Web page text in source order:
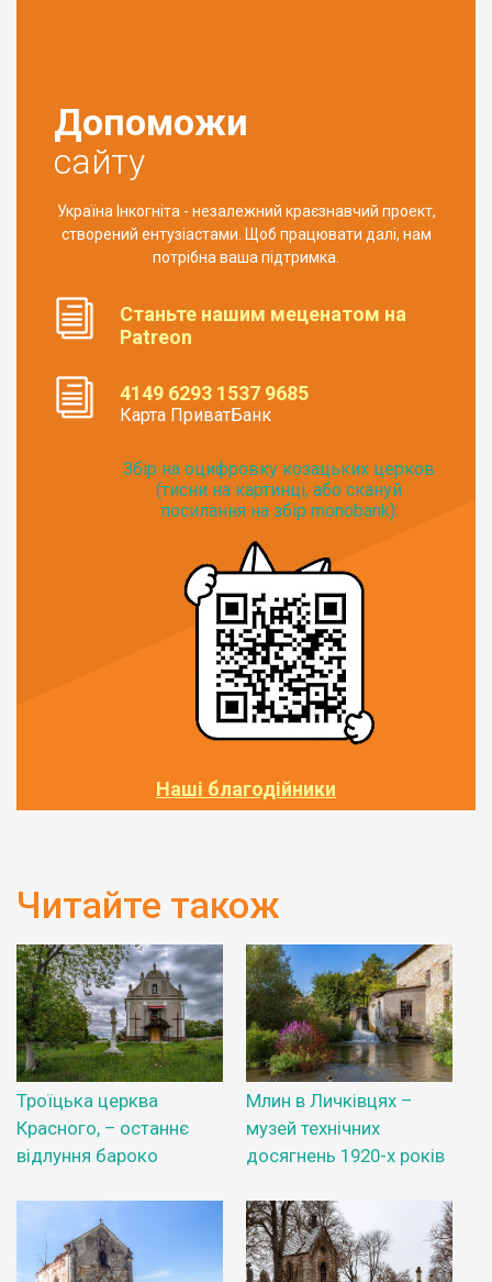
Допоможи
сайту
Україна Інкогніта - незалежний краєзнавчий проект,
створений ентузіастами. Щоб працювати далі, нам
потрібна ваша підтримка.
Станьте нашим меценатом на
Patreon
4149 6293 1537 9685
Карта ПриватБанк
Збір на оцифровку козацьких церков
(тисни на картинці, або скануй
посилання на збір monobank):
Наші благодійники
Читайте також
Троїцька церква
Красного, – останнє
відлуння бароко
Млин в Личківцях –
музей технічних
досягнень 1920-х років